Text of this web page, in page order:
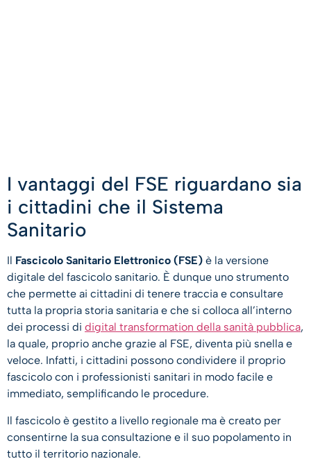
I vantaggi del FSE riguardano sia
i cittadini che il Sistema
Sanitario
Il Fascicolo Sanitario Elettronico (FSE) è la versione
digitale del fascicolo sanitario. È dunque uno strumento
che permette ai cittadini di tenere traccia e consultare
tutta la propria storia sanitaria e che si colloca all’interno
dei processi di digital transformation della sanità pubblica,
la quale, proprio anche grazie al FSE, diventa più snella e
veloce. Infatti, i cittadini possono condividere il proprio
fascicolo con i professionisti sanitari in modo facile e
immediato, semplificando le procedure.
Il fascicolo è gestito a livello regionale ma è creato per
consentirne la sua consultazione e il suo popolamento in
tutto il territorio nazionale.